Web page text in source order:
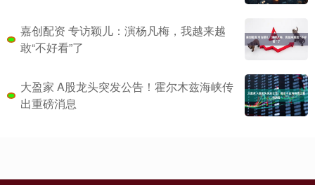
嘉创配资 专访颖儿：演杨凡梅，我越来越
敢“不好看”了
大盈家 A股龙头突发公告！霍尔木兹海峡传
出重磅消息